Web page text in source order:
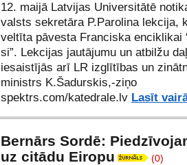
12. maijā Latvijas Universitātē
valsts sekretāra P.Parolina lekcija,
veltīta pāvesta Franciska enciklikai
si”. Lekcijas jautājumu un atbilžu
iesaistījās arī LR izglītības un
ministrs K.Šadurskis,-ziņo
spektrs.com/katedrale.lv Lasīt
Bernārs Sordē:
uz citādu Eiropu
(0)